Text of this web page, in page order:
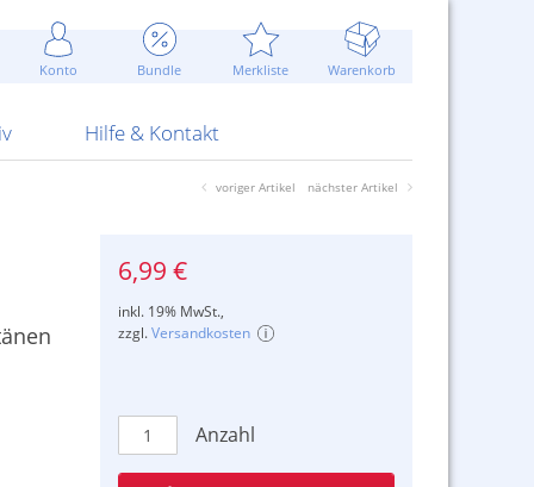
Konto Bundle Merkliste Warenkorb
Attrappen Blitzschnell...
Sommerpreise u.v.m.
ARS Pirotecnia
Hilfe & Kontakt
Kontaktformular
AGB
voriger Artikel nächster Artikel
6,99 €
inkl. 19% MwSt.,
zzgl.Versandkosten
Anzahl